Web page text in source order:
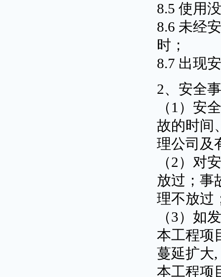
8.5 使用
8.6 未经
时；
8.7 出现
2、安全
（1）安
故的时间
理公司及
（2）对
放过；事
理不放过
（3）如
本工程项
蔓延扩大
本工程项